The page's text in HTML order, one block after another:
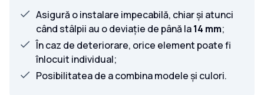
Asigură o instalare impecabilă, chiar și atunci
când stâlpii au o deviație de până la14 mm;
În caz de deteriorare, orice element poate fi
înlocuit individual;
Posibilitatea de a combina modele și culori.